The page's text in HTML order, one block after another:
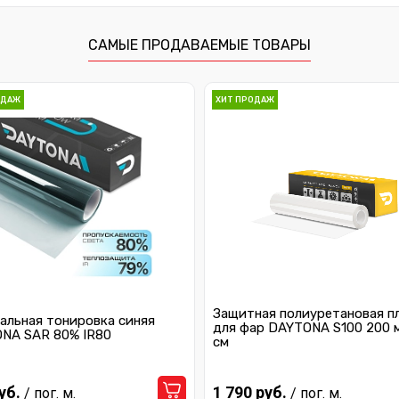
САМЫЕ ПРОДАВАЕМЫЕ ТОВАРЫ
тонировка синяя
SAR 80% IR80
/ пог. м.
ХИТ ПРОДАЖ
Защитная полиуретановая
для фар DAYTONA S100 200
см
1 790 руб. / пог. м.